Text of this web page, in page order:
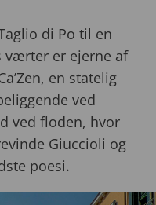
di Po til en
værter er ejerne af
en statelig
ved
ved floden, hvor
Giuccioli og
poesi.